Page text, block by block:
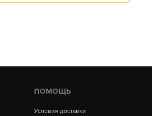
ПОМОЩЬ
Условия доставки